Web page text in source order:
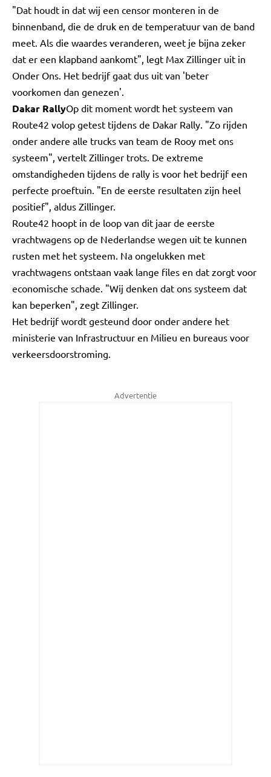
"Dat houdt in dat wij een censor monteren in de
binnenband, die de druk en de temperatuur van de band
meet. Als die waardes veranderen, weet je bijna zeker
dat er een klapband aankomt", legt Max Zillinger uit in
Onder Ons. Het bedrijf gaat dus uit van 'beter
voorkomen dan genezen'.
Dakar RallyOp dit moment wordt het systeem van
Route42 volop getest tijdens de Dakar Rally. "Zo rijden
onder andere alle trucks van team de Rooy met ons
systeem", vertelt Zillinger trots. De extreme
omstandigheden tijdens de rally is voor het bedrijf een
perfecte proeftuin. "En de eerste resultaten zijn heel
positief", aldus Zillinger.
Route42 hoopt in de loop van dit jaar de eerste
vrachtwagens op de Nederlandse wegen uit te kunnen
rusten met het systeem. Na ongelukken met
vrachtwagens ontstaan vaak lange files en dat zorgt voor
economische schade. "Wij denken dat ons systeem dat
kan beperken", zegt Zillinger.
Het bedrijf wordt gesteund door onder andere het
ministerie van Infrastructuur en Milieu en bureaus voor
verkeersdoorstroming.
Advertentie